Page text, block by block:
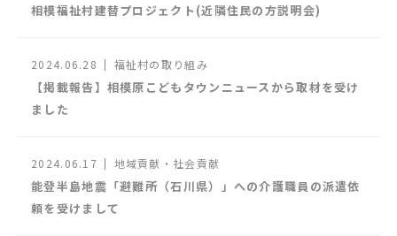
相模福祉村建替プロジェクト(近隣住民の方説明会)
2024.06.28 福祉村の取り組み
【掲載報告】相模原こどもタウンニュースから取材を受け
ました
2024.06.17 地域貢献・社会貢献
能登半島地震「避難所（石川県）」への介護職員の派遣依
頼を受けまして